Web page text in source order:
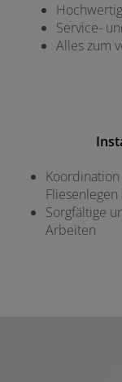
Service-
Alles zum
Sorgfältige
Arbeiten